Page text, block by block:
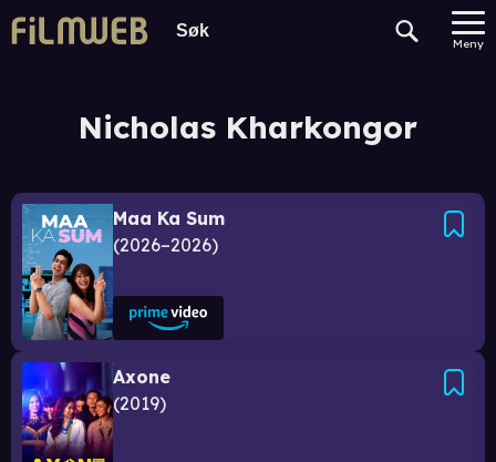
Meny
Nicholas Kharkongor
Maa Ka Sum
2026–2026
Axone
2019